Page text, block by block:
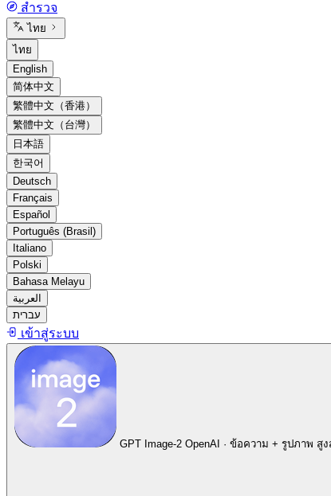
สำรวจ
ไทย
ไทย
English
简体中文
繁體中文（香港）
繁體中文（台灣）
日本語
한국어
Deutsch
Français
Español
Português (Brasil)
Italiano
Polski
Bahasa Melayu
العربية
עברית
เข้าสู่ระบบ
GPT Image-2 OpenAI · ข้อความ + รูปภาพ สู